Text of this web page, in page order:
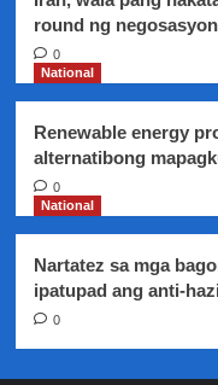
round ng
0
National
Renewable energy
alternatibong
0
National
Nartatez sa mga
ipatupad ang anti-
0